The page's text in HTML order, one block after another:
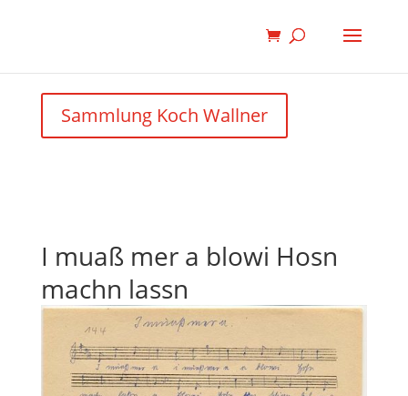
Sammlung Koch Wallner
I muaß mer a blowi Hosn
machn lassn